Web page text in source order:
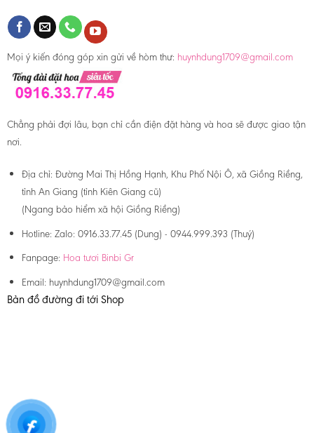
Mọi ý kiến đóng góp xin gửi về hòm thư: huynhdung1709@gmail.com
Chẳng phải đợi lâu, bạn chỉ cần điện đặt hàng và hoa sẽ được giao tận
nơi.
Địa chỉ: Đường Mai Thị Hồng Hạnh, Khu Phố Nội Ô, xã Giồng Riềng,
tỉnh An Giang (tỉnh Kiên Giang cũ)
(Ngang bảo hiểm xã hội Giồng Riềng)
Hotline: Zalo: 0916.33.77.45 (Dung) - 0944.999.393 (Thuý)
Fanpage: Hoa tươi Binbi Gr
Email: huynhdung1709@gmail.com
Bản đồ đường đi tới Shop